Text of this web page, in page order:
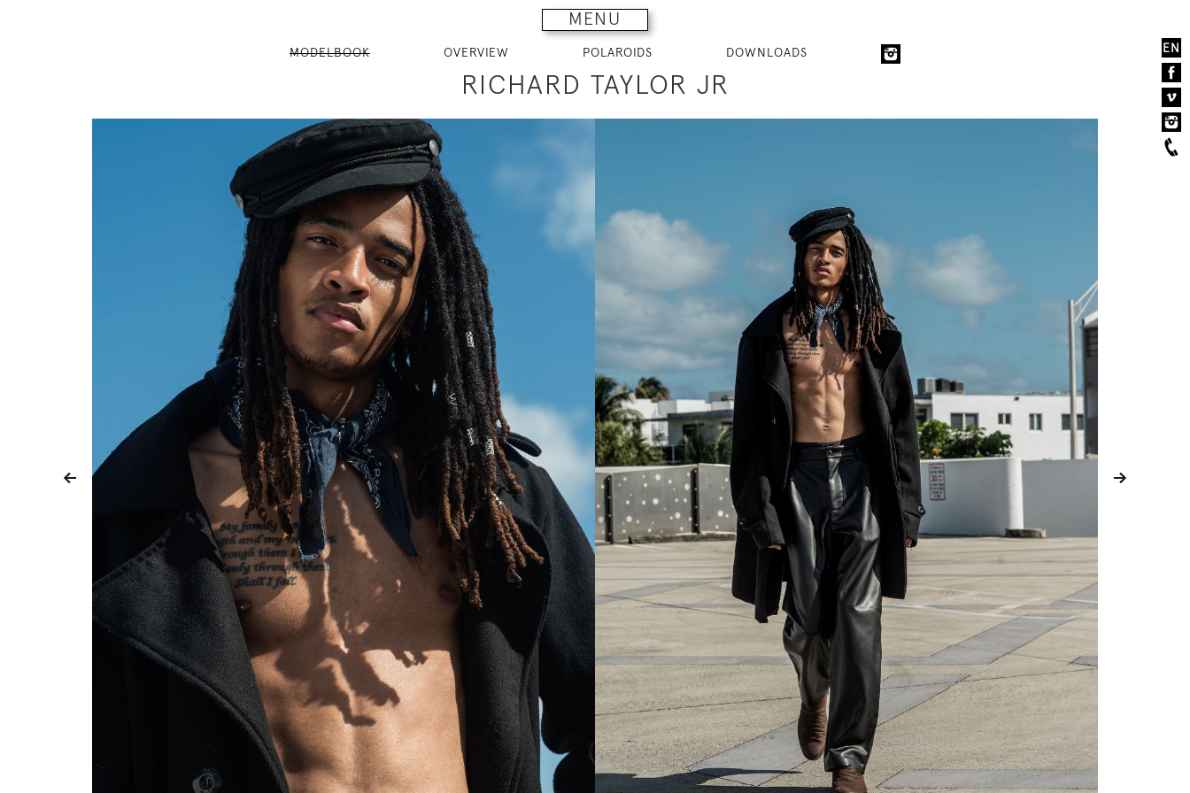
MENU
EN
MODELBOOK OVERVIEW POLAROIDS DOWNLOADS
RICHARD TAYLOR JR